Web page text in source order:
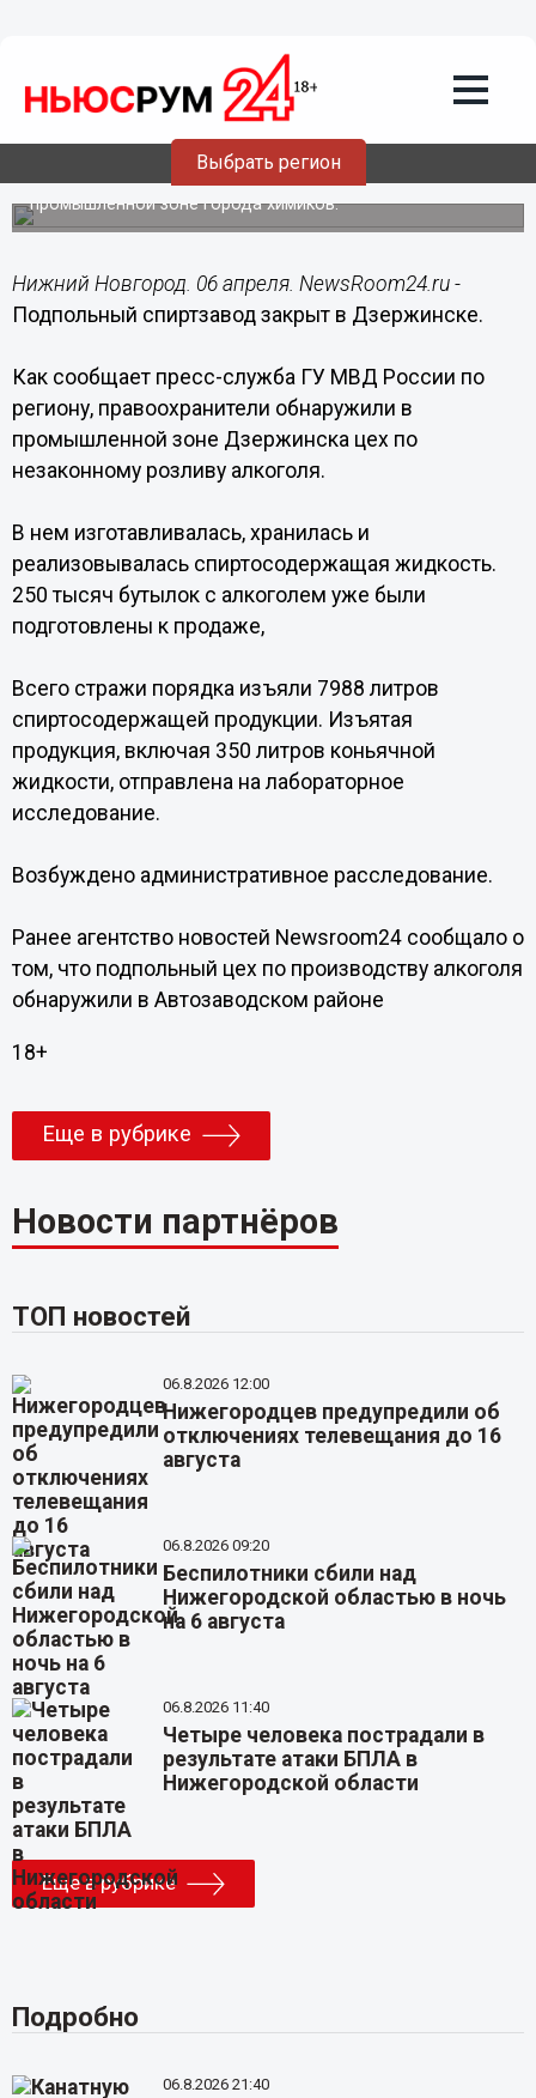
Выбрать регион
06.04.201510:11
Подпольный спиртзавод закрыт в
Дзержинске
Цех по незаконному розливу алкоголя находился в
промышленной зоне города химиков.
Нижний Новгород. 06 апреля. NewsRoom24.ru -
Подпольный спиртзавод закрыт в Дзержинске.
Как сообщает пресс-служба ГУ МВД России по
региону, правоохранители обнаружили в
промышленной зоне Дзержинска цех по
незаконному розливу алкоголя.
В нем изготавливалась, хранилась и
реализовывалась спиртосодержащая жидкость.
250 тысяч бутылок с алкоголем уже были
подготовлены к продаже,
Всего стражи порядка изъяли 7988 литров
спиртосодержащей продукции. Изъятая
продукция, включая 350 литров коньячной
жидкости, отправлена на лабораторное
исследование.
Возбуждено административное расследование.
Ранее агентство новостей Newsroom24 сообщало о
том, что подпольный цех по производству алкоголя
обнаружили в Автозаводском районе
18+
Еще в рубрике
Новости партнёров
ТОП новостей
06.8.2026 12:00
Нижегородцев предупредили об
отключениях телевещания до 16
августа
06.8.2026 09:20
Беспилотники сбили над
Нижегородской областью в ночь
на 6 августа
06.8.2026 11:40
Четыре человека пострадали в
результате атаки БПЛА в
Нижегородской области
Еще в рубрике
Подробно
06.8.2026 21:40